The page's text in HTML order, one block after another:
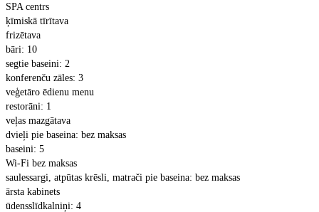
SPA centrs
ķīmiskā tīrītava
frizētava
bāri: 10
segtie baseini: 2
konferenču zāles: 3
veģetāro ēdienu menu
restorāni: 1
veļas mazgātava
dvieļi pie baseina: bez maksas
baseini: 5
Wi-Fi bez maksas
saulessargi, atpūtas krēsli, matrači pie baseina: bez maksas
ārsta kabinets
ūdensslīdkalniņi: 4